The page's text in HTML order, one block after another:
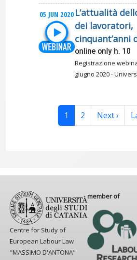
05 JUN 2020 L’attualità
dei lavoratori,
cinquant’anni
online only h. 10
Registrazione
giugno 2020 -
Pagination
Page
1 Page
2 Next page
Next ›
Centre for Study of
European Labour Law
"MASSIMO D'ANTONA"
member of